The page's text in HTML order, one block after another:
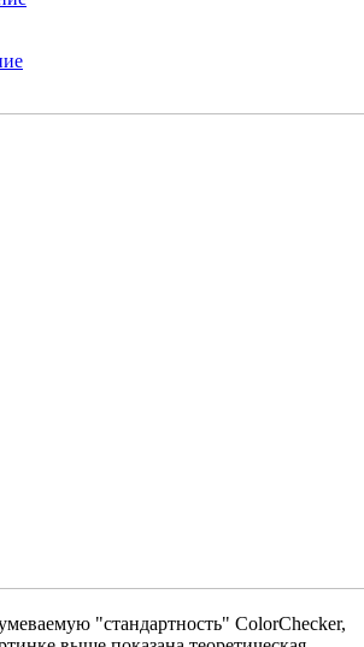
"стандартность" ColorChecker,